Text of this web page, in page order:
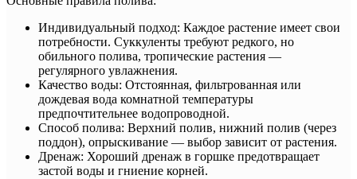
Индивидуальный подход: Каждое растение имеет свои
потребности. Суккуленты требуют редкого, но
обильного полива, тропические растения —
регулярного увлажнения.
Качество воды: Отстоянная, фильтрованная или
дождевая вода комнатной температуры
предпочтительнее водопроводной.
Способ полива: Верхний полив, нижний полив (через
поддон), опрыскивание — выбор зависит от растения.
Дренаж: Хороший дренаж в горшке предотвращает
застой воды и гниение корней.